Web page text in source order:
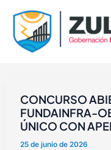
contenido
contenido
CONCURSO
FUNDAINFRA-
ÚNICO CON
25 de junio de 2026